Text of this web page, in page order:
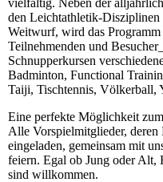
den Leichtathletik-
Weitwurf, wird das
Teilnehmenden und
Schnupperkursen
Badminton, Functional
Taiji, Tischtennis, Völkerball,
Eine perfekte Möglichkeit
Alle Vorspielmitglieder,
eingeladen, gemeinsam mit
feiern. Egal ob Jung oder Alt,
sind willkommen.